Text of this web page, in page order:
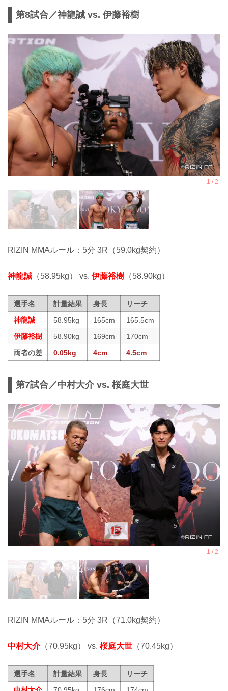
第8試合／神龍誠 vs. 伊藤裕樹
RIZIN MMAルール：5分 3R（59.0kg契約）
神龍誠 （58.95kg） vs. 伊藤裕樹 （58.90kg）
選手名 計量結果 身長
リーチ
神龍誠
58.95kg 165cm
165.5cm
伊藤裕樹
58.90kg 169cm
170cm
両者の差
0.05kg 4cm 4.5cm
第7試合／中村大介 vs. 桜庭大世
RIZIN MMAルール：5分 3R（71.0kg契約）
中村大介（70.95kg） vs. 桜庭大世 （70.45kg）
選手名 計量結果 身長
リーチ